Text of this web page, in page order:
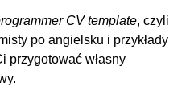
CV template, czyli
po angielsku i przykłady
przygotować własny